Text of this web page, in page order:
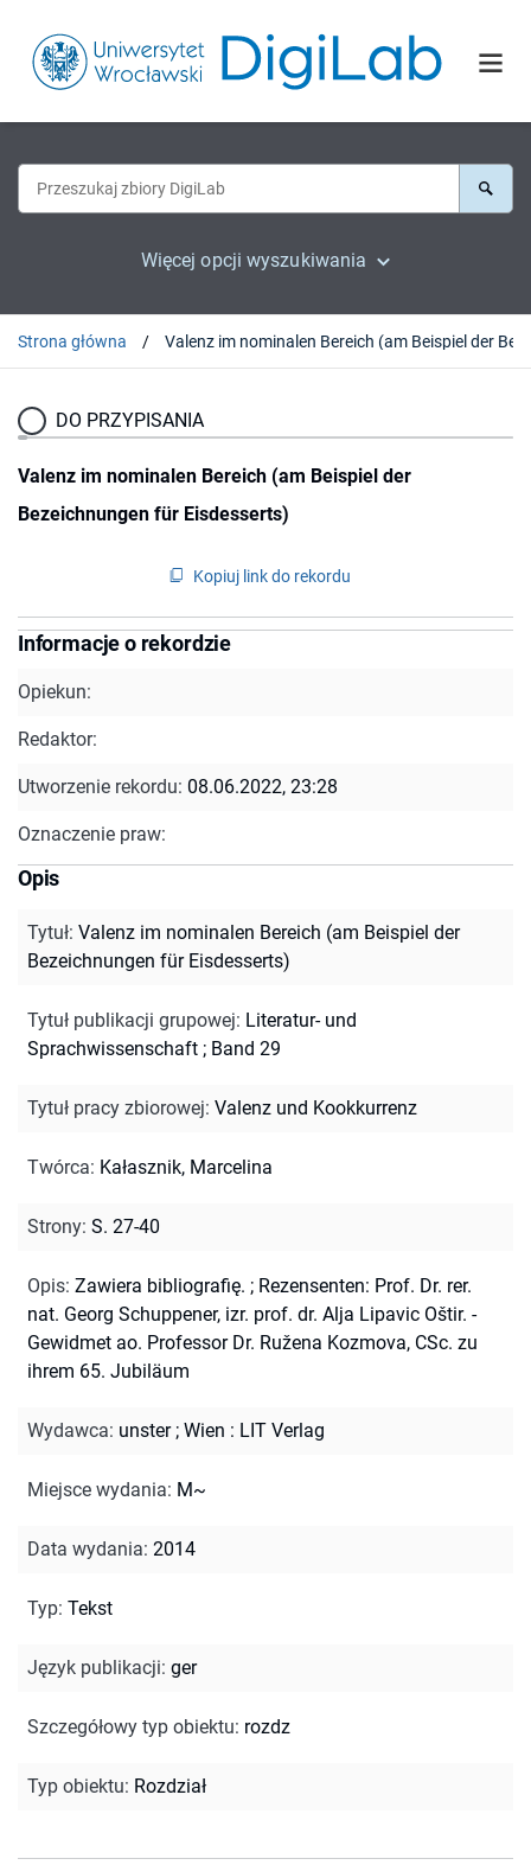
Więcej opcji wyszukiwania
Strona główna
DO PRZYPISANIA
Valenz im nominalen Bereich (am Beispiel der
Bezeichnungen für Eisdesserts)
Kopiuj link do rekordu
Informacje o rekordzie
Opiekun:
Redaktor:
Utworzenie rekordu: 08.06.2022, 23:28
Oznaczenie praw:
Opis
Tytuł: Valenz im nominalen Bereich (am Beispiel der
Bezeichnungen für Eisdesserts)
Tytuł publikacji grupowej: Literatur- und
Sprachwissenschaft ; Band 29
Tytuł pracy zbiorowej: Valenz und Kookkurrenz
Twórca: Kałasznik, Marcelina
Strony: S. 27-40
Opis: Zawiera bibliografię. ; Rezensenten: Prof. Dr. rer.
nat. Georg Schuppener, izr. prof. dr. Alja Lipavic Oštir. -
Gewidmet ao. Professor Dr. Ružena Kozmova, CSc. zu
ihrem 65. Jubiläum
Wydawca: unster ; Wien : LIT Verlag
Miejsce wydania: M~
Data wydania: 2014
Typ: Tekst
Język publikacji: ger
Szczegółowy typ obiektu: rozdz
Typ obiektu: Rozdział